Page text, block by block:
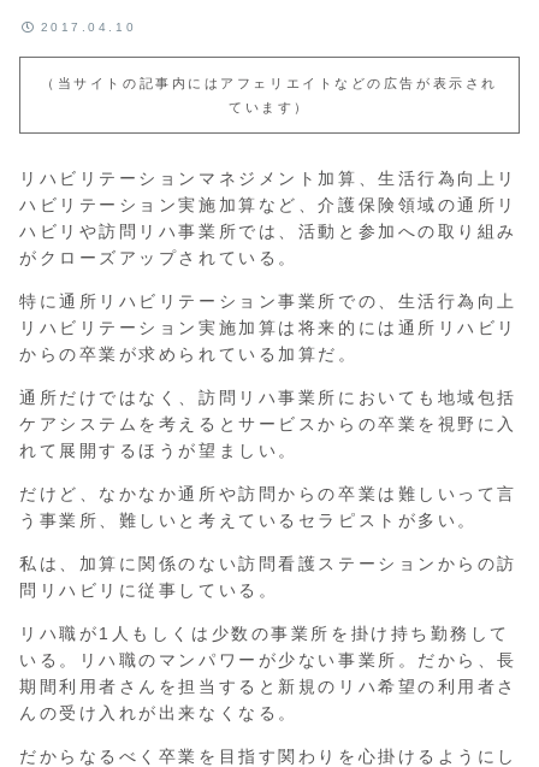
2017.04.10
（当サイトの記事内にはアフェリエイトなどの広告が表示され
ています）
リハビリテーションマネジメント加算、生活行為向上リ
ハビリテーション実施加算など、介護保険領域の通所リ
ハビリや訪問リハ事業所では、活動と参加への取り組み
がクローズアップされている。
特に通所リハビリテーション事業所での、生活行為向上
リハビリテーション実施加算は将来的には通所リハビリ
からの卒業が求められている加算だ。
通所だけではなく、訪問リハ事業所においても地域包括
ケアシステムを考えるとサービスからの卒業を視野に入
れて展開するほうが望ましい。
だけど、なかなか通所や訪問からの卒業は難しいって言
う事業所、難しいと考えているセラピストが多い。
私は、加算に関係のない訪問看護ステーションからの訪
問リハビリに従事している。
リハ職が1人もしくは少数の事業所を掛け持ち勤務して
いる。リハ職のマンパワーが少ない事業所。だから、長
期間利用者さんを担当すると新規のリハ希望の利用者さ
んの受け入れが出来なくなる。
だからなるべく卒業を目指す関わりを心掛けるようにし